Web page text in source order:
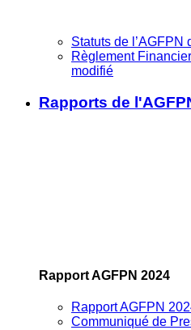
Statuts de l’AGFPN
Règlement
modifié
Rapports de
Rapport AGFPN 2024
Rapport AGFPN
Communiqué de